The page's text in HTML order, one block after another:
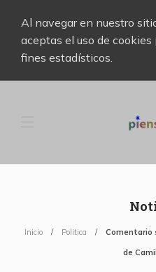
Al navegar en nuestro
aceptas el uso de cookies
fines estadísticos.
Inicio Politica Comentario
de